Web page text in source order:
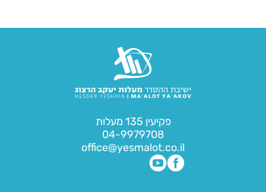
פקיעין 135 מעלות
04-9979708
office@yesmalot.co.il